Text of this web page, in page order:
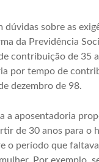
dúvidas sobre as
da Previdência
contribuição de 35
por tempo de
dezembro de 98.
a aposentadoria
de 30 anos para o
o período que